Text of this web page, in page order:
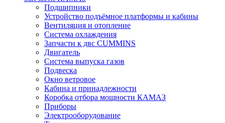
Подшипники
Устройство подъёмное платформы и кабины
Вентиляция и отопление
Система охлаждения
Запчасти к двс CUMMINS
Двигатель
Система выпуска газов
Подвеска
Окно ветровое
Кабина и принадлежности
Коробка отбора мощности КАМАЗ
Приборы
Электрооборудование